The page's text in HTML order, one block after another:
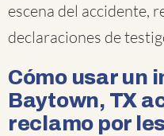
escena del accidente,
declaraciones de
Cómo usar un
Baytown, TX
reclamo por